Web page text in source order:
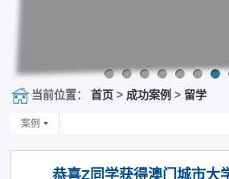
当前位置： 首页 > 成功案例 > 留学
案例
恭喜Z同学获得澳门城市大